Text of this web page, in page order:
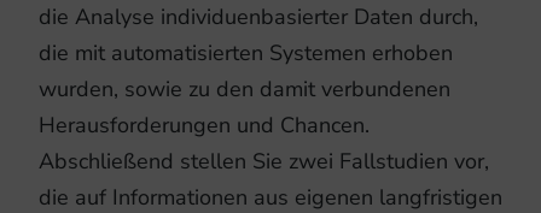
die Analyse individuenbasierter Daten durch,
die mit automatisierten Systemen erhoben
wurden, sowie zu den damit verbundenen
Herausforderungen und Chancen.
Abschließend stellen Sie zwei Fallstudien vor,
die auf Informationen aus eigenen langfristigen